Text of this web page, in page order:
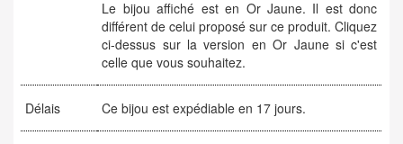
Le bijou affiché est en Or Jaune. Il est donc
différent de celui proposé sur ce produit. Cliquez
ci-dessus sur la version en Or Jaune si c'est
celle que vous souhaitez.
Délais Ce bijou est expédiable en 17 jours.